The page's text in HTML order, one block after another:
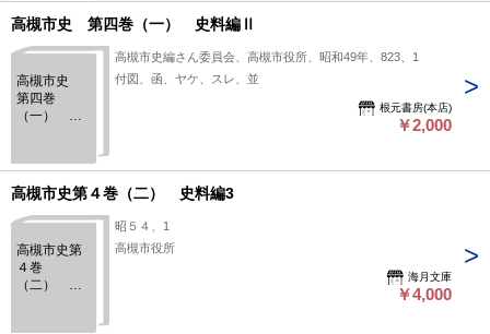
高槻市史 第四巻（一） 史料編Ⅱ
高槻市史
第四巻
（一） 史
高槻市史編さん委員会、高槻市役所、昭和49年、823、1
付図、函、ヤケ、スレ、並
根元書房(本店)
￥2,000
高槻市史第４巻（二） 史料編3
高槻市史第
４巻
（二） 史
昭５４、1
高槻市役所
海月文庫
￥4,000